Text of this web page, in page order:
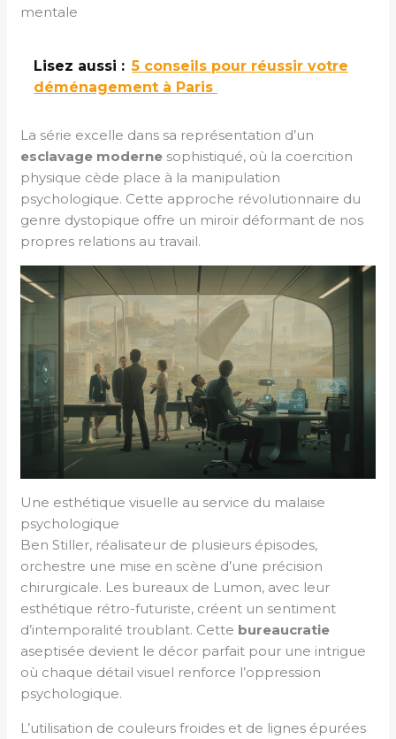
mentale
Lisez aussi : 5 conseils pour réussir votre
déménagement à Paris
La série excelle dans sa représentation d’un
esclavage moderne sophistiqué, où la coercition
physique cède place à la manipulation
psychologique. Cette approche révolutionnaire du
genre dystopique offre un miroir déformant de nos
propres relations au travail.
Une esthétique visuelle au service du malaise
psychologique
Ben Stiller, réalisateur de plusieurs épisodes,
orchestre une mise en scène d’une précision
chirurgicale. Les bureaux de Lumon, avec leur
esthétique rétro-futuriste, créent un sentiment
d’intemporalité troublant. Cette bureaucratie
aseptisée devient le décor parfait pour une intrigue
où chaque détail visuel renforce l’oppression
psychologique.
L’utilisation de couleurs froides et de lignes épurées